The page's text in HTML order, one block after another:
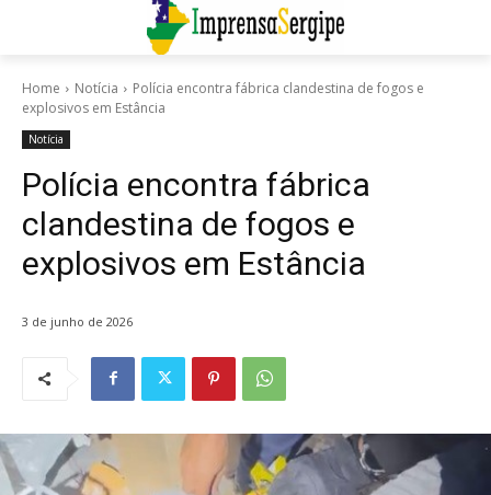
Home Notícia
Polícia encontra fábrica clandestina de fogos e
explosivos em Estância
Notícia
Polícia encontra fábrica
clandestina de fogos e
explosivos em Estância
3 de junho de 2026